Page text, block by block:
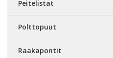
Peitelistat
Polttopuut
Raakapontit